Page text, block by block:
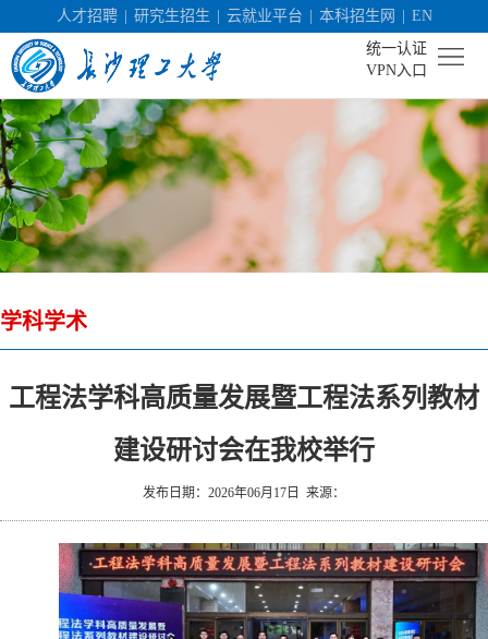
人才招聘 研究生招生 云就业平台 本科招生网
EN
统一认证
VPN入口
首
页
学
校
概
况
机
构
设
人
才
社
究
文
生
长
学科学术
工程法学科高质量发展暨工程法系列教材
建设研讨会在我校举行
发布日期：2026年06月17日 来源：